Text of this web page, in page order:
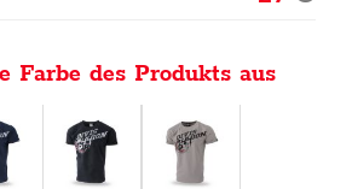
Farbe des Produkts aus